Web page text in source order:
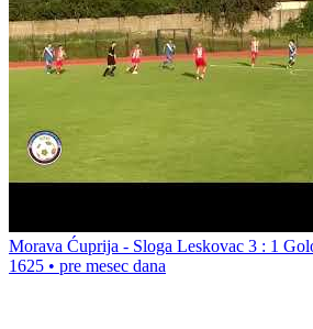
Morava Ćuprija - Sloga Leskovac 3 : 1
1625 • pre mesec dana